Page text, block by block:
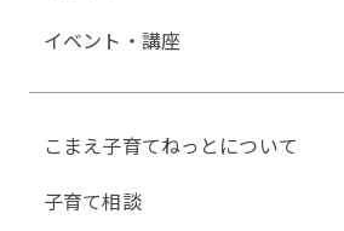
イベント・講座
こまえ子育てねっとについて
子育て相談